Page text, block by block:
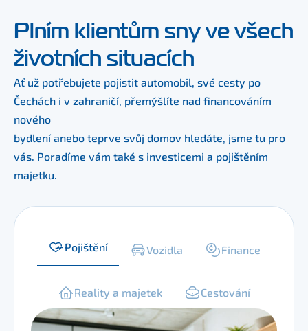
Plním klientům sny ve všech
životních situacích
Ať už potřebujete pojistit automobil, své cesty po
Čechách i v zahraničí, přemýšlíte nad financováním
nového
bydlení anebo teprve svůj domov hledáte, jsme tu pro
vás. Poradíme vám také s investicemi a pojištěním
majetku.
Pojištění Vozidla Finance
Reality a majetek Cestování